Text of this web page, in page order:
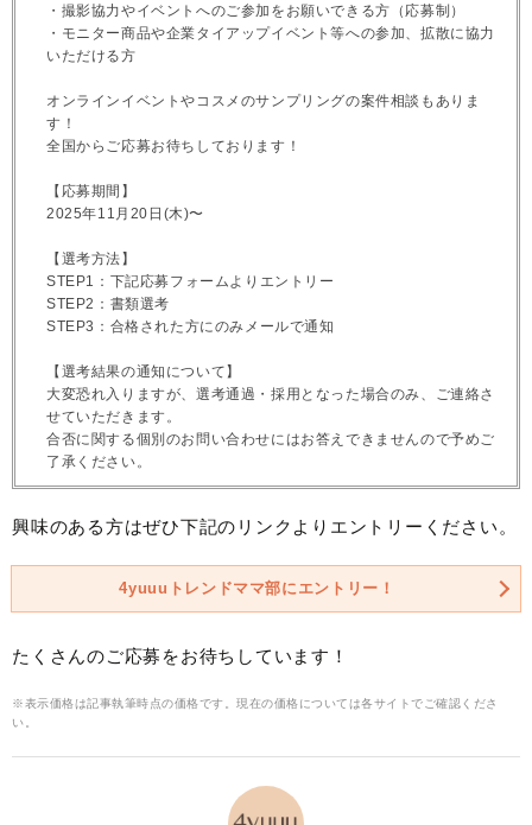
・撮影協力やイベントへのご参加をお願いできる方（応募制）
・モニター商品や企業タイアップイベント等への参加、拡散に協力
いただける方
オンラインイベントやコスメのサンプリングの案件相談もありま
す！
全国からご応募お待ちしております！
【応募期間】
2025年11月20日(木)〜
【選考方法】
STEP1：下記応募フォームよりエントリー
STEP2：書類選考
STEP3：合格された方にのみメールで通知
【選考結果の通知について】
大変恐れ入りますが、選考通過・採用となった場合のみ、ご連絡さ
せていただきます。
合否に関する個別のお問い合わせにはお答えできませんので予めご
了承ください。
興味のある方はぜひ下記のリンクよりエントリーください。
4yuuuトレンドママ部にエントリー！
たくさんのご応募をお待ちしています！
※表示価格は記事執筆時点の価格です。現在の価格については各サイトでご確認くださ
い。